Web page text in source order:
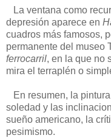
La ventana como
depresión aparece en
cuadros más famosos,
permanente del museo
ferrocarril, en la que no
mira el terraplén o
En resumen, la
soledad y las
sueño americano, la
pesimismo.